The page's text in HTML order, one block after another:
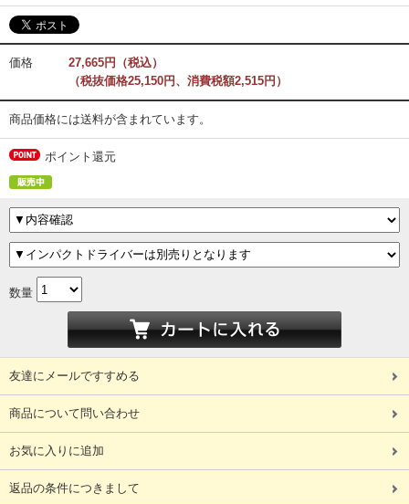
価格
27,665円（税込）
（税抜価格25,150円、消費税額2,515円）
商品価格には送料が含まれています。
ポイント還元
数量
友達にメールですすめる
商品について問い合わせ
お気に入りに追加
返品の条件につきまして